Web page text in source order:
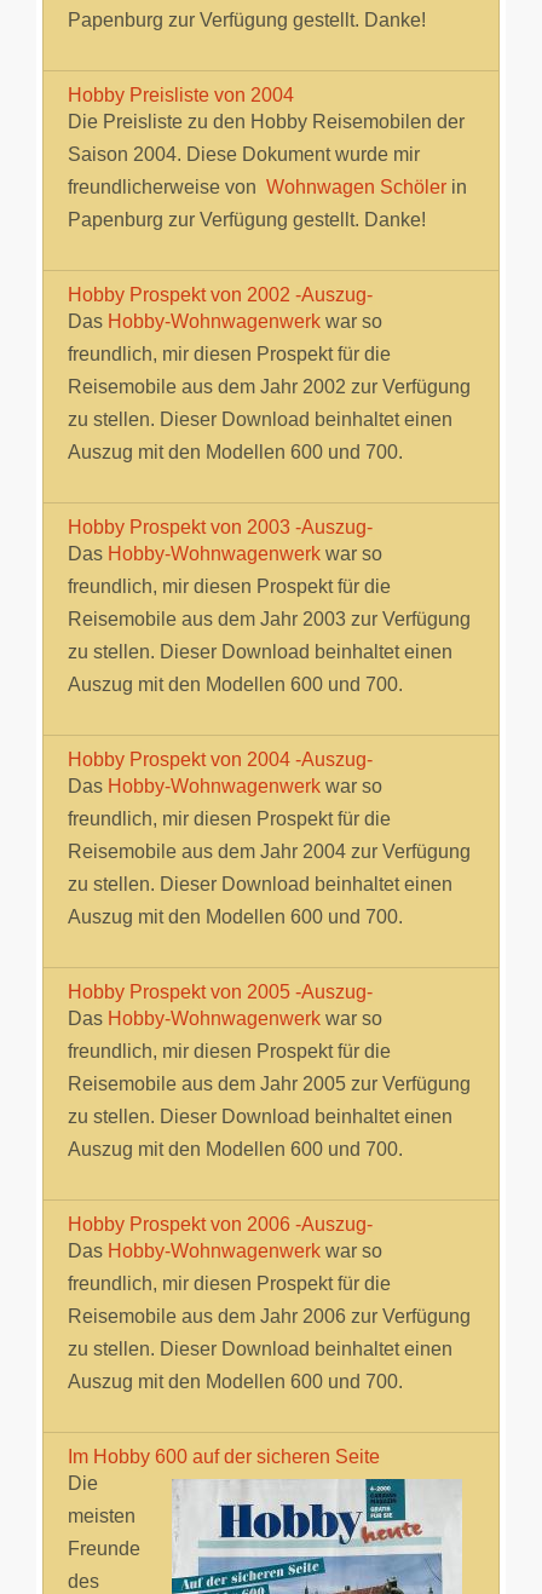
Papenburg zur Verfügung gestellt. Danke!
Hobby Preisliste von 2004
Die Preisliste zu den Hobby Reisemobilen der
Saison 2004. Diese Dokument wurde mir
freundlicherweise von Wohnwagen Schöler in
Papenburg zur Verfügung gestellt. Danke!
Hobby Prospekt von 2002 -Auszug-
Das Hobby-Wohnwagenwerk war so
freundlich, mir diesen Prospekt für die
Reisemobile aus dem Jahr 2002 zur Verfügung
zu stellen. Dieser Download beinhaltet einen
Auszug mit den Modellen 600 und 700.
Hobby Prospekt von 2003 -Auszug-
Das Hobby-Wohnwagenwerk war so
freundlich, mir diesen Prospekt für die
Reisemobile aus dem Jahr 2003 zur Verfügung
zu stellen. Dieser Download beinhaltet einen
Auszug mit den Modellen 600 und 700.
Hobby Prospekt von 2004 -Auszug-
Das Hobby-Wohnwagenwerk war so
freundlich, mir diesen Prospekt für die
Reisemobile aus dem Jahr 2004 zur Verfügung
zu stellen. Dieser Download beinhaltet einen
Auszug mit den Modellen 600 und 700.
Hobby Prospekt von 2005 -Auszug-
Das Hobby-Wohnwagenwerk war so
freundlich, mir diesen Prospekt für die
Reisemobile aus dem Jahr 2005 zur Verfügung
zu stellen. Dieser Download beinhaltet einen
Auszug mit den Modellen 600 und 700.
Hobby Prospekt von 2006 -Auszug-
Das Hobby-Wohnwagenwerk war so
freundlich, mir diesen Prospekt für die
Reisemobile aus dem Jahr 2006 zur Verfügung
zu stellen. Dieser Download beinhaltet einen
Auszug mit den Modellen 600 und 700.
Im Hobby 600 auf der sicheren Seite
Die
meisten
Freunde
des